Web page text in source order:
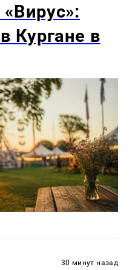
Кургане в
30 минут назад